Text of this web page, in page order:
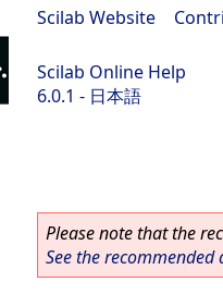
Scilab Website
Scilab Online Help
6.0.1 - 日本語
Please note that the
See the